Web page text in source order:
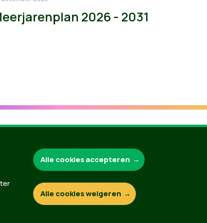
2026 - 2031
Groen.be
Alle cookies accepteren
Alle cookies weigeren